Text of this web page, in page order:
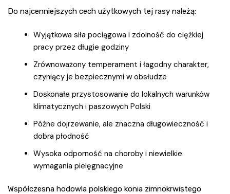
Do najcenniejszych cech użytkowych tej rasy należą:
Wyjątkowa siła pociągowa i zdolność do ciężkiej
pracy przez długie godziny
Zrównoważony temperament i łagodny charakter,
czyniący je bezpiecznymi w obsłudze
Doskonałe przystosowanie do lokalnych warunków
klimatycznych i paszowych Polski
Późne dojrzewanie, ale znaczna długowieczność i
dobra płodność
Wysoka odporność na choroby i niewielkie
wymagania pielęgnacyjne
Współczesna hodowla polskiego konia zimnokrwistego